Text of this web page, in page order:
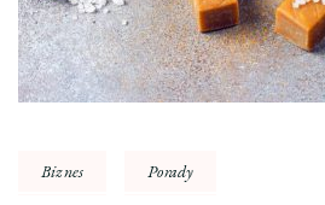
Biznes Porady